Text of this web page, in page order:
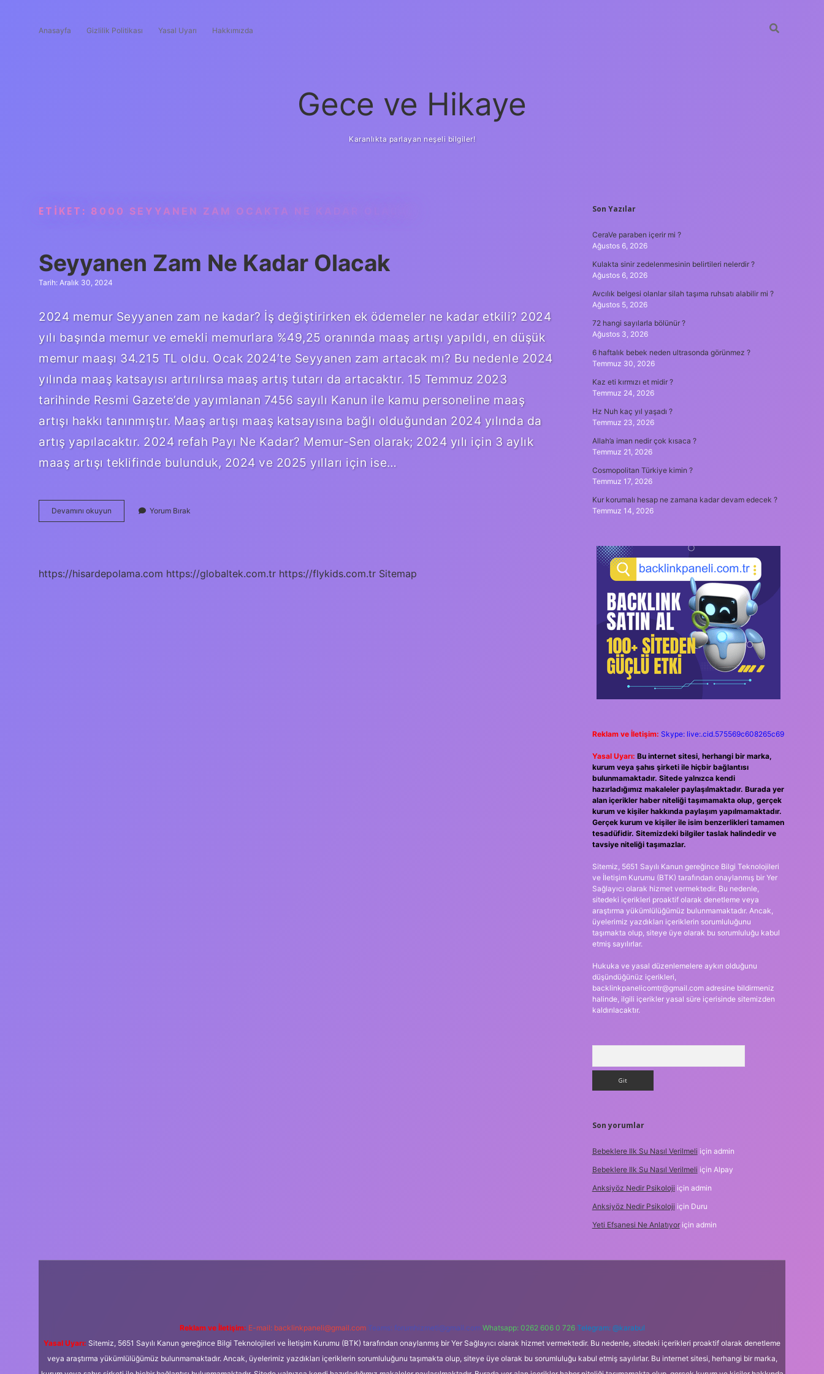
Anasayfa Gizlilik Politikası Yasal Uyarı Hakkımızda
Gece ve Hikaye
Karanlıkta parlayan neşeli bilgiler!
ETIKET: 8000 SEYYANEN ZAM OCAKTA NE KADAR OLACAK
Seyyanen Zam Ne Kadar Olacak
Tarih: Aralık 30, 2024
2024 memur Seyyanen zam ne kadar? İş değiştirirken ek ödemeler ne kadar etkili? 2024
yılı başında memur ve emekli memurlara %49,25 oranında maaş artışı yapıldı, en düşük
memur maaşı 34.215 TL oldu. Ocak 2024’te Seyyanen zam artacak mı? Bu nedenle 2024
yılında maaş katsayısı artırılırsa maaş artış tutarı da artacaktır. 15 Temmuz 2023
tarihinde Resmi Gazete’de yayımlanan 7456 sayılı Kanun ile kamu personeline maaş
artışı hakkı tanınmıştır. Maaş artışı maaş katsayısına bağlı olduğundan 2024 yılında da
artış yapılacaktır. 2024 refah Payı Ne Kadar? Memur-Sen olarak; 2024 yılı için 3 aylık
maaş artışı teklifinde bulunduk, 2024 ve 2025 yılları için ise…
Devamını okuyun Seyyanen
Zam
Yorum Bırak
https://hisardepolama.com https://globaltek.com.tr https://flykids.com.tr Sitemap
SIDEBAR
Son Yazılar
CeraVe paraben içerir mi ?
Ağustos 6, 2026
Kulakta sinir zedelenmesinin belirtileri nelerdir ?
Ağustos 6, 2026
Avcılık belgesi olanlar silah taşıma ruhsatı alabilir mi ?
Ağustos 5, 2026
72 hangi sayılarla bölünür ?
Ağustos 3, 2026
6 haftalık bebek neden ultrasonda görünmez ?
Temmuz 30, 2026
Kaz eti kırmızı et midir ?
Temmuz 24, 2026
Hz Nuh kaç yıl yaşadı ?
Temmuz 23, 2026
Allah’a iman nedir çok kısaca ?
Temmuz 21, 2026
Cosmopolitan Türkiye kimin ?
Temmuz 17, 2026
Kur korumalı hesap ne zamana kadar devam edecek ?
Temmuz 14, 2026
Reklam ve İletişim: Skype: live:.cid.575569c608265c69
Yasal Uyarı: Bu internet sitesi, herhangi bir marka,
kurum veya şahıs şirketi ile hiçbir bağlantısı
bulunmamaktadır. Sitede yalnızca kendi
hazırladığımız makaleler paylaşılmaktadır. Burada yer
alan içerikler haber niteliği taşımamakta olup, gerçek
kurum ve kişiler hakkında paylaşım yapılmamaktadır.
Gerçek kurum ve kişiler ile isim benzerlikleri tamamen
tesadüfidir. Sitemizdeki bilgiler taslak halindedir ve
tavsiye niteliği taşımazlar.
Sitemiz, 5651 Sayılı Kanun gereğince Bilgi Teknolojileri
ve İletişim Kurumu (BTK) tarafından onaylanmış bir Yer
Sağlayıcı olarak hizmet vermektedir. Bu nedenle,
sitedeki içerikleri proaktif olarak denetleme veya
araştırma yükümlülüğümüz bulunmamaktadır. Ancak,
üyelerimiz yazdıkları içeriklerin sorumluluğunu
taşımakta olup, siteye üye olarak bu sorumluluğu kabul
etmiş sayılırlar.
Hukuka ve yasal düzenlemelere aykırı olduğunu
düşündüğünüz içerikleri,
backlinkpanelicomtr@gmail.comadresine bildirmeniz
halinde, ilgili içerikler yasal süre içerisinde sitemizden
kaldırılacaktır.
Son yorumlar
Bebeklere Ilk Su Nasıl Verilmeli için admin
Bebeklere Ilk Su Nasıl Verilmeli için Alpay
Anksiyöz Nedir Psikoloji için admin
Anksiyöz Nedir Psikoloji için Duru
Yeti Efsanesi Ne Anlatıyoriçin admin
Reklam ve İletişim: E-mail: backlinkpaneli@gmail.com Teams: forumhizmeti@gmail.com Whatsapp: 0262 606 0 726 Telegram: @karabul
Yasal Uyarı: Sitemiz, 5651 Sayılı Kanun gereğince Bilgi Teknolojileri ve İletişim Kurumu (BTK) tarafından onaylanmış bir Yer Sağlayıcı olarak hizmet vermektedir. Bu nedenle, sitedeki içerikleri proaktif olarak denetleme
veya araştırma yükümlülüğümüz bulunmamaktadır. Ancak, üyelerimiz yazdıkları içeriklerin sorumluluğunu taşımakta olup, siteye üye olarak bu sorumluluğu kabul etmiş sayılırlar. Bu internet sitesi, herhangi bir marka,